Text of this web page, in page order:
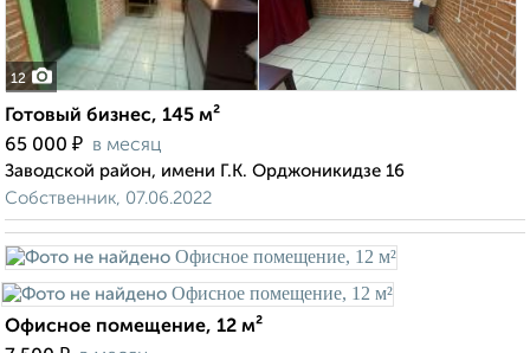
12
Готовый бизнес, 145 м²
65 000 ₽ в месяц
Заводской район, имени Г.К. Орджоникидзе 16
Собственник, 07.06.2022
Офисное помещение, 12 м²